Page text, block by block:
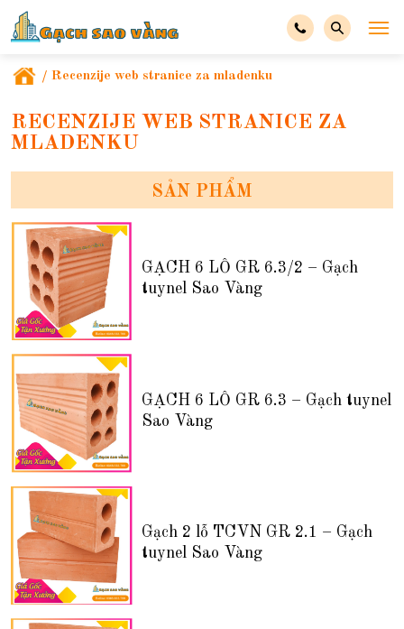
/ Recenzije web stranice za mladenku
RECENZIJE WEB STRANICE ZA
MLADENKU
SẢN PHẨM
GẠCH 6 LỖ GR 6.3/2 – Gạch
tuynel Sao Vàng
GẠCH 6 LỖ GR 6.3 – Gạch tuynel
Sao Vàng
Gạch 2 lỗ TCVN GR 2.1 – Gạch
tuynel Sao Vàng